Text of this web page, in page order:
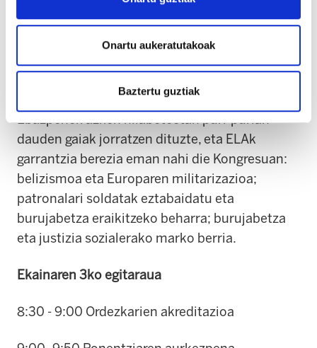
Onartu aukeratutakoak
Baztertu guztiak
Ebazpenen eztabaida
eztabaidatu eta bozkatuko diren ebazpenak.
Ebazpenek azken hilabeteetan puri-purian
dauden gaiak jorratzen dituzte, eta ELAk
garrantzia berezia eman nahi die Kongresuan:
belizismoa eta Europaren militarizazioa;
patronalari soldatak eztabaidatu eta
burujabetza eraikitzeko beharra; burujabetza
eta justizia sozialerako marko berria.
Ekainaren 3ko egitaraua
8:30 - 9:00 Ordezkarien akreditazioa